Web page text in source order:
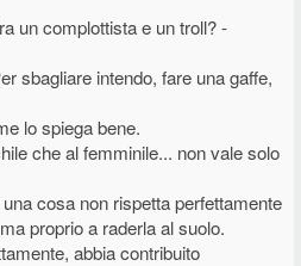
un complottista e un troll? -
sbagliare intendo, fare una gaffe,
lo spiega bene.
che al femminile... non vale solo
cosa non rispetta perfettamente
proprio a raderla al suolo.
abbia contribuito